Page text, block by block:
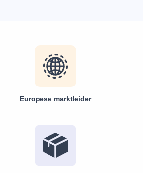
Europese marktleider